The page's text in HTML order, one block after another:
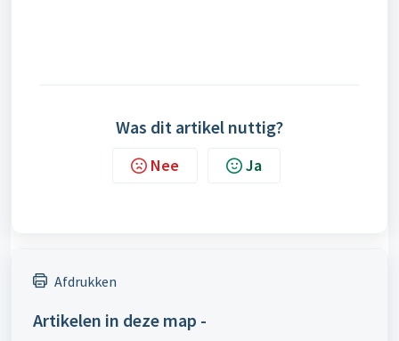
Was dit artikel nuttig?
Nee Ja
Afdrukken
Artikelen in deze map -